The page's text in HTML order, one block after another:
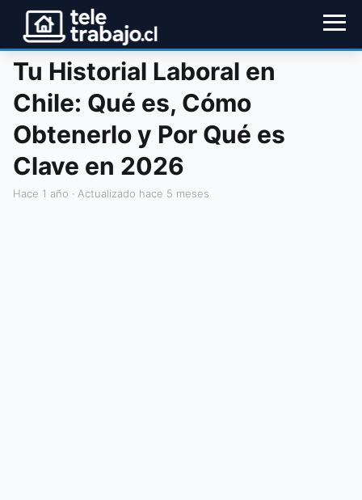
Tu Historial Laboral en
Chile: Qué es, Cómo
Obtenerlo y Por Qué es
Clave en 2026
hace 1 año · Actualizado hace 5 meses